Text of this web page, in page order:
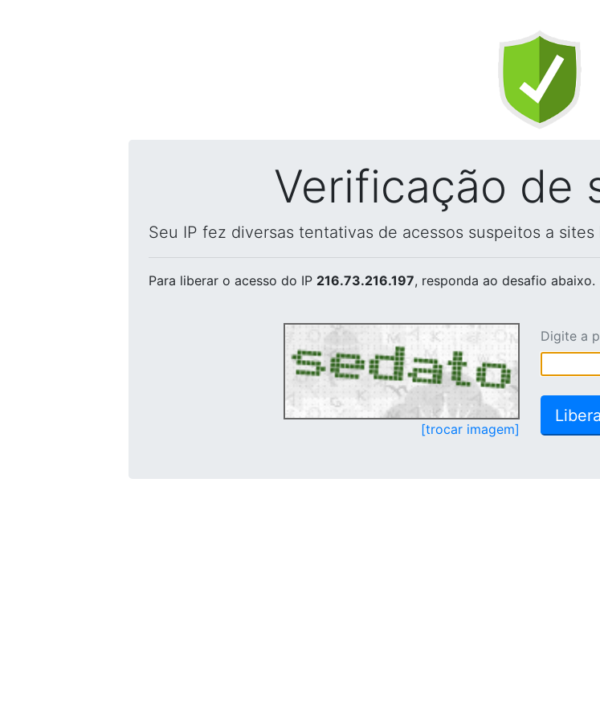
Verificação de
Seu IP fez diversas tentativas de acessos suspeitos a
Para liberar o acesso do IP 216.73.216.197, responda ao desafio abaixo.
[trocar imagem]
Digite a